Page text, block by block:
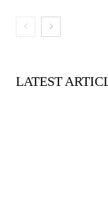
LATEST